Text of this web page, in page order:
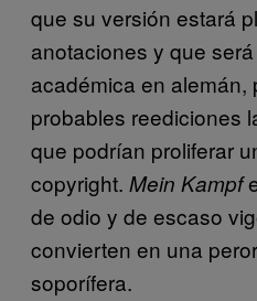
que su versión estará
anotaciones y que
académica en alemán,
probables reediciones
que podrían proliferar
copyright. Mein Kampf
de odio y de escaso
convierten en una
soporífera.